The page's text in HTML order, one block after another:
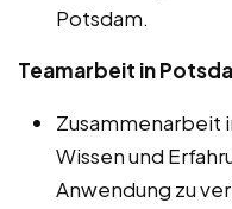
Potsdam.
Teamarbeit in
Zusammenarbeit
Wissen und
Anwendung zu